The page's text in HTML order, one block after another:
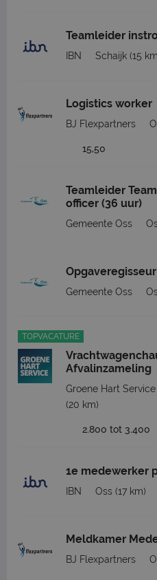
Teamleider
IBN Schaijk (15
Logistics worker
BJ Flexpartners
15,50
Teamleider
officer (36 uur)
Gemeente Oss
Gemeente Oss
TOPVACATURE
Afvalinzameling
Groene Hart
(20 km)
2.800 tot 3.400
1e medewerker
IBN Oss (17 km)
Meldkamer
BJ Flexpartners